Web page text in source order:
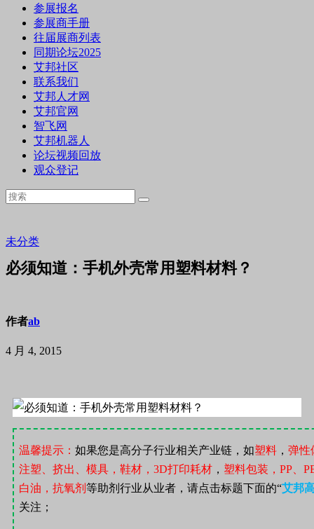
参展报名
参展商手册
往届展商列表
同期论坛2025
艾邦社区
联系我们
艾邦人才网
艾邦官网
智飞网
艾邦机器人
论坛视频回放
观众登记
未分类
必须知道：手机外壳常用塑料材料？
作者ab
4 月 4, 2015
温馨提示： 如果您是高分子行业相关产业链，如塑料 ， 弹性
注塑、挤出、模具，鞋材， 3D打印耗材 ， 塑料包装， PP
白油，抗氧剂 等助剂行业从业者，请点击标题下面的“艾邦
关注；